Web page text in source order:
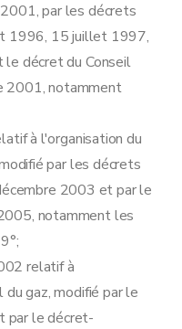
de l'environnement
par les décrets
1996, 15 juillet 1997,
décret du Conseil
2001, notamment
à l'organisation du
par les décrets
2003 et par le
notamment les
relatif à
du gaz, modifié par le
par le décret-